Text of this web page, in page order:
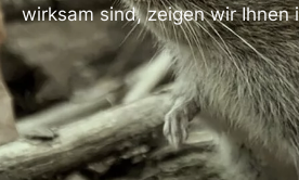
wirksam sind, zeigen wir Ihnen